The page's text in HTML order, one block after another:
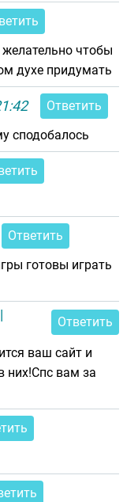
чтобы
духе придумать
Ответить
сподобалось
Ответить
готовы играть
|
Ответить
ваш сайт и
них!Спс вам за